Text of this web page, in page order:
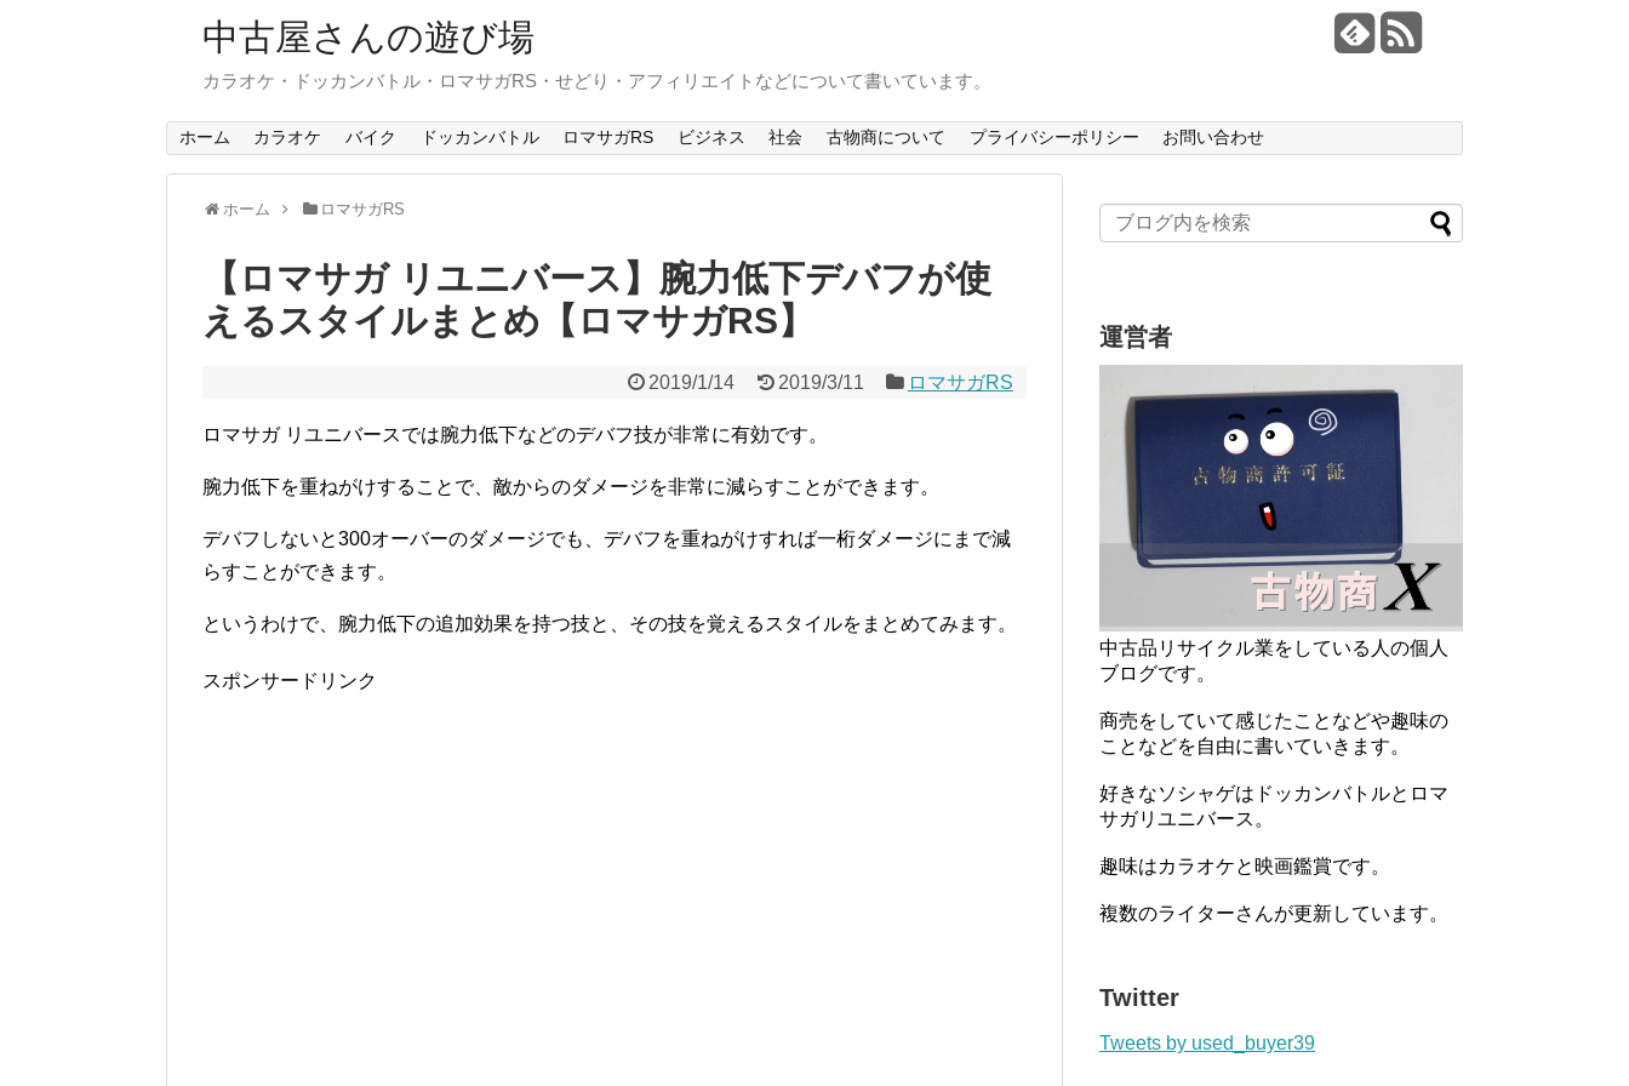
中古屋さんの遊び場
カラオケ・ドッカンバトル・ロマサガRS・せどり・アフィリエイトなどについて書いています。
ホーム カラオケ バイク ドッカンバトル ロマサガRS ビジネス 社会 古物商について プライバシーポリシー お問い合わせ
ホーム ロマサガRS
【ロマサガ リユニバース】腕力低下デバフが使
えるスタイルまとめ【ロマサガRS】
2019/1/14 2019/3/11 ロマサガRS
ロマサガ リユニバースでは腕力低下などのデバフ技が非常に有効です。
腕力低下を重ねがけすることで、敵からのダメージを非常に減らすことができます。
デバフしないと300オーバーのダメージでも、デバフを重ねがけすれば一桁ダメージにまで減
らすことができます。
というわけで、腕力低下の追加効果を持つ技と、その技を覚えるスタイルをまとめてみます。
スポンサードリンク
運営者
中古品リサイクル業をしている人の個人
ブログです。
商売をしていて感じたことなどや趣味の
ことなどを自由に書いていきます。
好きなソシャゲはドッカンバトルとロマ
サガリユニバース。
趣味はカラオケと映画鑑賞です。
複数のライターさんが更新しています。
Twitter
Tweets by used_buyer39